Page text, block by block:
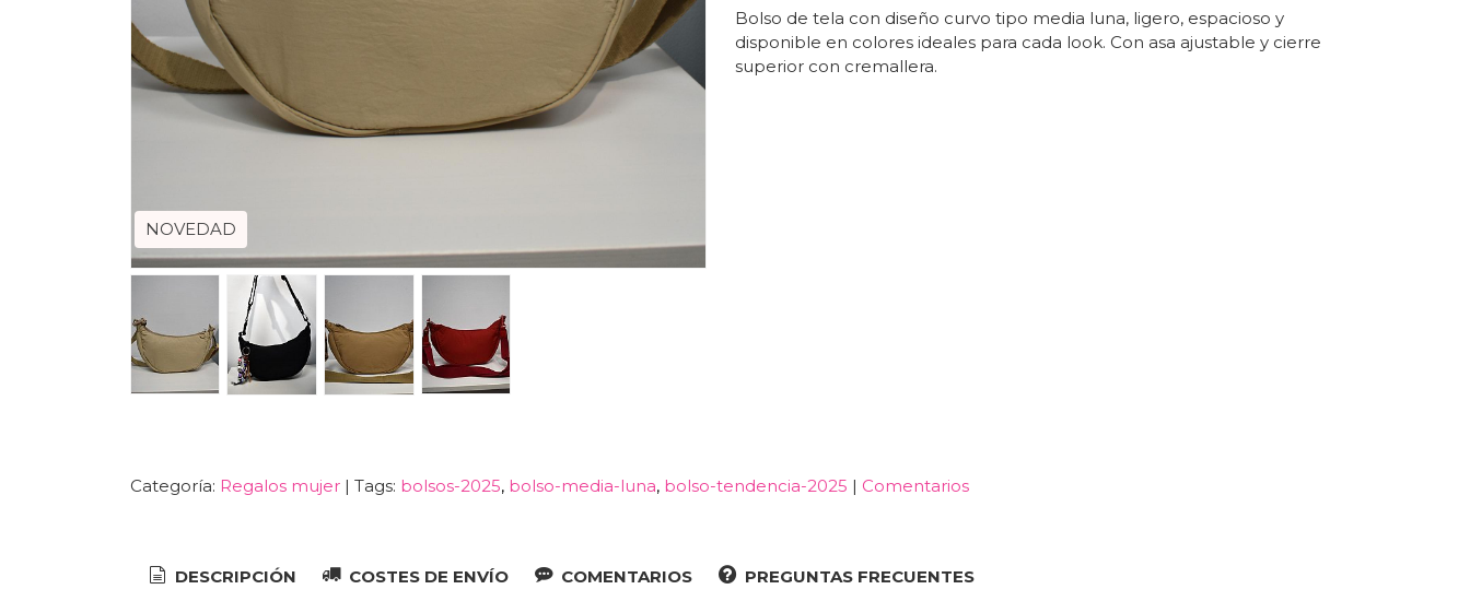
NOVEDAD
Bolso de tela con diseño curvo tipo media luna, ligero, espacioso y
disponible en colores ideales para cada look. Con asa ajustable y cierre
superior con cremallera.
Categoría: Regalos mujer| Tags: bolsos-2025 bolso-media-luna bolso-tendencia-2025 | Comentarios
DESCRIPCIÓN COSTES DE ENVÍO COMENTARIOS PREGUNTAS FRECUENTES